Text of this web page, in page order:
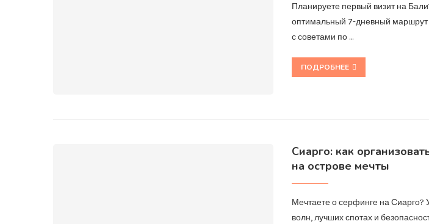
Планируете первый визит на
оптимальный 7-дневный маршрут
с советами по …
ПОДРОБНЕЕ
Сиарго: как
на острове мечты
Мечтаете о серфинге на Сиарго?
волн, лучших спотах и